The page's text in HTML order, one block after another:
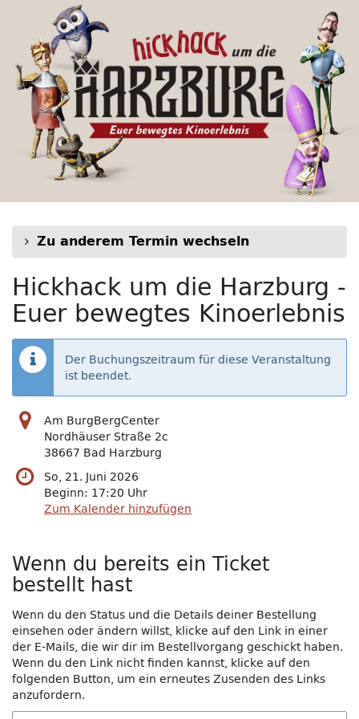
Inhalt
springen
Hickhack
um
die
Harzburg
Euer
bewegtes
Kinoerlebnis
Zu anderem Termin wechseln
Hickhack um die Harzburg -
Euer bewegtes Kinoerlebnis
Der Buchungszeitraum für diese Veranstaltung
ist beendet.
Am BurgBergCenter
Nordhäuser Straße 2c
38667 Bad Harzburg
So, 21. Juni 2026
Beginn: 17:20 Uhr
Zum Kalender hinzufügen
Wenn du bereits ein Ticket
bestellt hast
Wenn du den Status und die Details deiner Bestellung
einsehen oder ändern willst, klicke auf den Link in einer
der E-Mails, die wir dir im Bestellvorgang geschickt haben.
Wenn du den Link nicht finden kannst, klicke auf den
folgenden Button, um ein erneutes Zusenden des Links
anzufordern.